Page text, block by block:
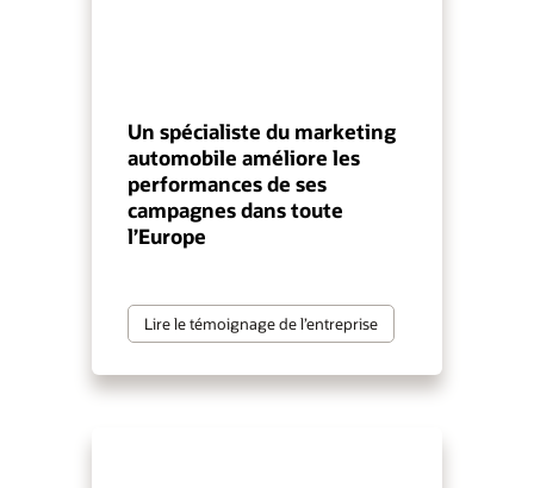
Un spécialiste du marketing
automobile améliore les
performances de ses
campagnes dans toute
l’Europe
Lire le témoignage de l’entreprise